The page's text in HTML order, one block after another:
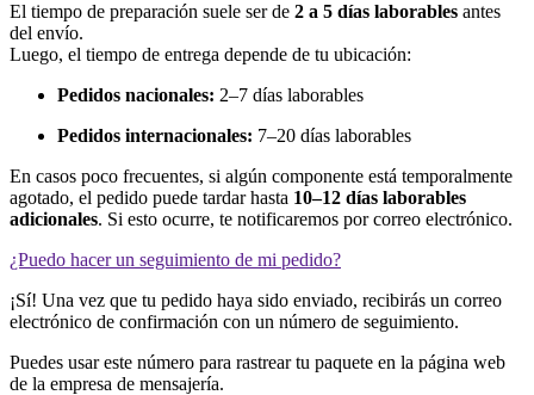
El tiempo de preparación suele ser de 2 a 5 días laborables antes
del envío.
Luego, el tiempo de entrega depende de tu ubicación:
Pedidos nacionales: 2–7 días laborables
Pedidos internacionales: 7–20 días laborables
En casos poco frecuentes, si algún componente está temporalmente
agotado, el pedido puede tardar hasta 10–12 días laborables
adicionales. Si esto ocurre, te notificaremos por correo electrónico.
¿Puedo hacer un seguimiento de mi pedido?
¡Sí! Una vez que tu pedido haya sido enviado, recibirás un correo
electrónico de confirmación con un número de seguimiento.
Puedes usar este número para rastrear tu paquete en la página web
de la empresa de mensajería.